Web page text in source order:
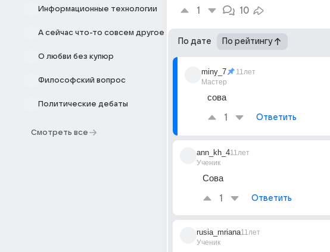
Информационные технологии
А сейчас что-то совсем другое
О любви без купюр
Философский вопрос
Политические дебаты
Смотреть все
1 10
По дате По рейтингу
miny_7
Мастер
11лет
сова
1 Ответить
ann_kh_4
Ученик
11лет
Сова
1 Ответить
rusia_mriana
Ученик
11лет